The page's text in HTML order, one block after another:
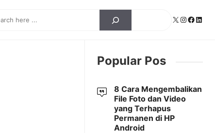
X Instagram
Popular Pos
8 Cara Mengembalikan
File Foto dan Video
yang Terhapus
Permanen di HP
Android